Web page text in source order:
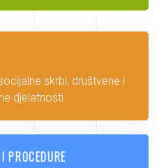
skrbi, društvene i
djelatnosti
PROCEDURE